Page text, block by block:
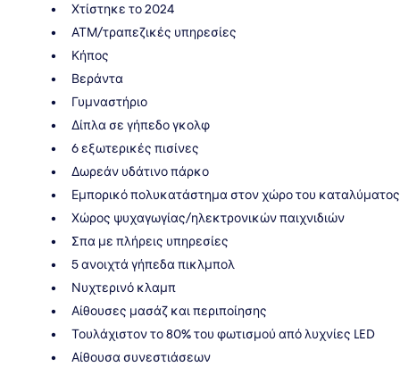
Χτίστηκε το 2024
ΑΤΜ/τραπεζικές υπηρεσίες
Κήπος
Βεράντα
Γυμναστήριο
Δίπλα σε γήπεδο γκολφ
6 εξωτερικές πισίνες
Δωρεάν υδάτινο πάρκο
Εμπορικό πολυκατάστημα στον χώρο του καταλύματος
Χώρος ψυχαγωγίας/ηλεκτρονικών παιχνιδιών
Σπα με πλήρεις υπηρεσίες
5 ανοιχτά γήπεδα πικλμπολ
Νυχτερινό κλαμπ
Αίθουσες μασάζ και περιποίησης
Τουλάχιστον το 80% του φωτισμού από λυχνίες LED
Αίθουσα συνεστιάσεων